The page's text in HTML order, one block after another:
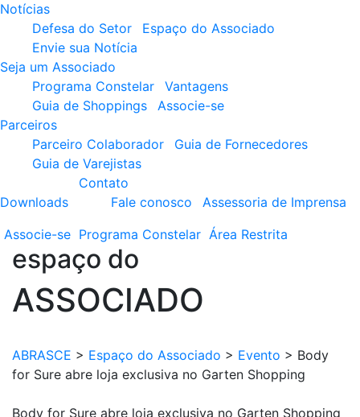
Notícias
Defesa do Setor
Espaço do Associado
Envie sua Notícia
Seja um Associado
Programa Constelar
Vantagens
Guia de Shoppings
Associe-se
Parceiros
Parceiro Colaborador
Guia de Fornecedores
Guia de Varejistas
Downloads
Contato
Fale conosco
Assessoria de Imprensa
Associe-se Programa Constelar Área Restrita
espaço do
ASSOCIADO
ABRASCE > Espaço do Associado > Evento > Body
for Sure abre loja exclusiva no Garten Shopping
Body for Sure abre loja exclusiva no Garten Shopping